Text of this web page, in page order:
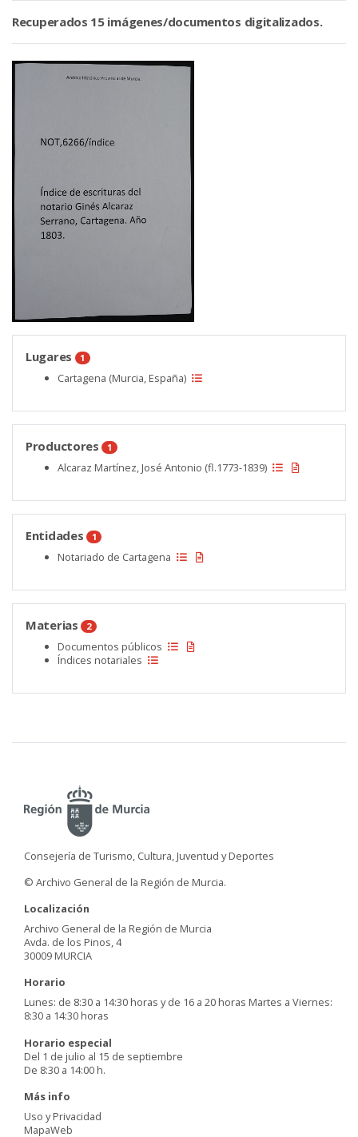
Recuperados 15 imágenes/documentos digitalizados.
Lugares 1
Cartagena (Murcia, España)
Productores 1
Alcaraz Martínez, José Antonio (fl.1773-1839)
Entidades 1
Notariado de Cartagena
Materias 2
Documentos públicos
Índices notariales
Consejería de Turismo, Cultura, Juventud y Deportes
© Archivo General de la Región de Murcia.
Localización
Archivo General de la Región de Murcia
Avda. de los Pinos, 4
30009 MURCIA
Horario
Lunes: de 8:30 a 14:30 horas y de 16 a 20 horas Martes a Viernes:
8:30 a 14:30 horas
Horario especial
Del 1 de julio al 15 de septiembre
De 8:30 a 14:00 h.
Más info
Uso y Privacidad
MapaWeb